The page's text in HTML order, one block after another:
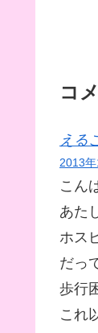
コ
える
2013
こん
あた
ホス
だっ
歩行
これ